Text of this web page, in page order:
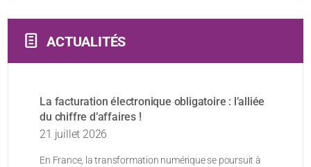
ACTUALITÉS
La facturation électronique obligatoire : l’alliée
du chiffre d’affaires !
21 juillet 2026
En France, la transformation numérique se poursuit à